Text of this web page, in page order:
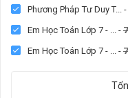
Phương Pháp Tư Duy T...
-
Em Học Toán Lớp 7 - ...
-
Em Học Toán Lớp 7 - ...
-